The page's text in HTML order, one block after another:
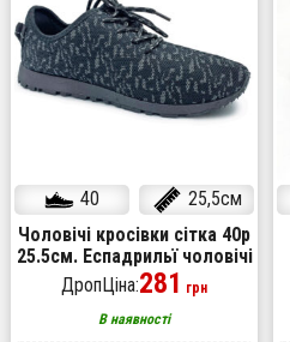
40
25,5см
Чоловічі кросівки сітка 40р
25.5см. Еспадрильї чоловічі
| Легкі літні чорні кросівки.
Модель 74612. Колір:
чорний
ДропЦіна:281 грн
В наявності